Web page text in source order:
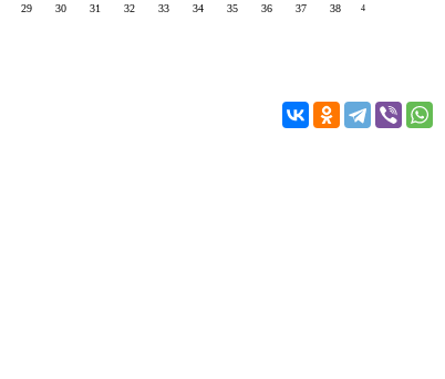
29 30 31 32 33 34 35 36 37 38 4